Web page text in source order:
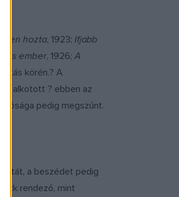
Isten hozta, 1923; Ifjabb
erős ember, 1926;A
körén.? A
alkotott ? ebben az
pedig megszűnt.
a beszédet pedig
rendező, mint